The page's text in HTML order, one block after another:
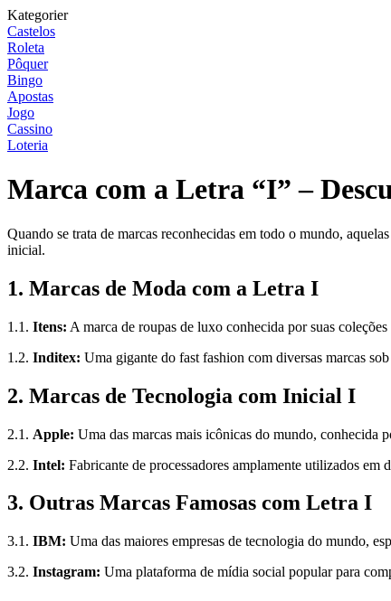
Kategorier
Castelos
Roleta
Pôquer
Bingo
Apostas
Jogo
Cassino
Loteria
Marca com a Letra “I” –
Quando se trata de marcas reconhecidas em todo o mundo,
inicial.
1. Marcas de Moda com a Letra I
1.1. Itens: A marca de roupas de luxo conhecida por suas coleções
1.2. Inditex: Uma gigante do fast fashion com diversas marcas
2. Marcas de Tecnologia com Inicial I
2.1. Apple: Uma das marcas mais icônicas do mundo, conhecida
2.2. Intel: Fabricante de processadores amplamente utilizados
3. Outras Marcas Famosas com Letra I
3.1. IBM: Uma das maiores empresas de tecnologia do mundo,
3.2. Instagram: Uma plataforma de mídia social popular para